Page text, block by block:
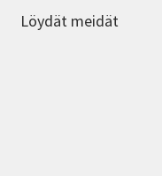
Löydät meidät